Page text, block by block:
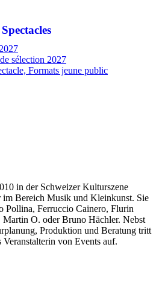
sélection 2027
Formats jeune public
in der Schweizer Kulturszene
im Bereich Musik und Kleinkunst. Sie
Pollina, Ferruccio Cainero, Flurin
O. oder Bruno Hächler. Nebst
Produktion und Beratung tritt
von Events auf.